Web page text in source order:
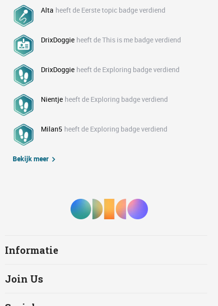
Alta heeft de Eerste topic badge verdiend
DrixDoggie heeft de This is me badge verdiend
DrixDoggie heeft de Exploring badge verdiend
Nientje heeft de Exploring badge verdiend
Milan5 heeft de Exploring badge verdiend
Bekijk meer
Informatie
Join Us